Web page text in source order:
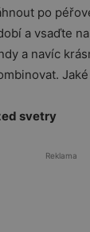
po
a vsaďte
a navíc
svetry
Reklama